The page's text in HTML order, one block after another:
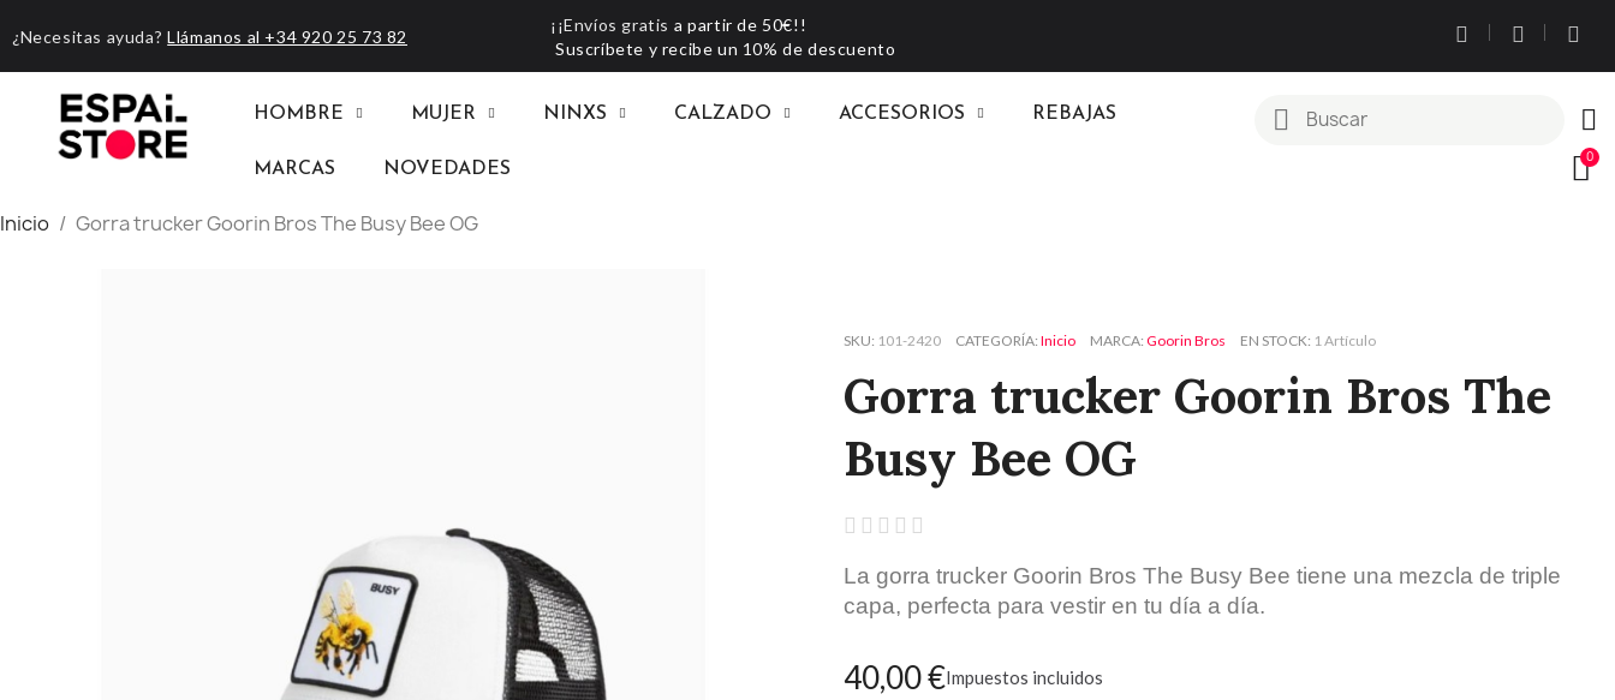
¿Necesitas ayuda? Llámanos al +34 920 25 73 82
¡¡Envíos gratis a partir de 50€!!
Suscríbete y recibe un 10% de descuento
HOMBRE MUJER NINXS CALZADO ACCESORIOS REBAJAS
MARCAS NOVEDADES
Inicio Gorra trucker Goorin Bros The Busy Bee OG
SKU 101-2420 CATEGORÍA Inicio MARCA Goorin Bros EN STOCK 1 Artículo
Gorra trucker Goorin Bros The
Busy Bee OG
    
La gorra trucker Goorin Bros The Busy Bee tiene una mezcla de triple
capa, perfecta para vestir en tu día a día.
40,00 €Impuestos incluidos